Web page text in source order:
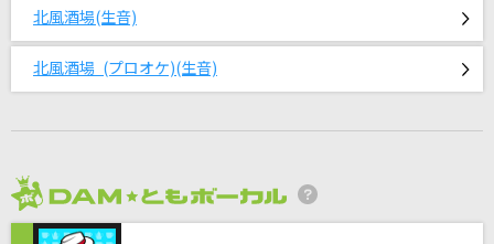
中島みゆき
[生音]愛にできることはまだあるかい(ビデオク
リップバージョン)
Again
Mr.Children
北風酒場(生音)
北風酒場 (プロオケ)(生音)